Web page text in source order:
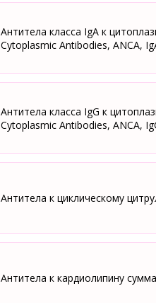
Антитела класса IgА к
Cytoplasmic Antibodies, ANCA,
Антитела класса IgG к
Сytoplasmic Аntibodies, ANCA,
Антитела к циклическому
Антитела к кардиолипину